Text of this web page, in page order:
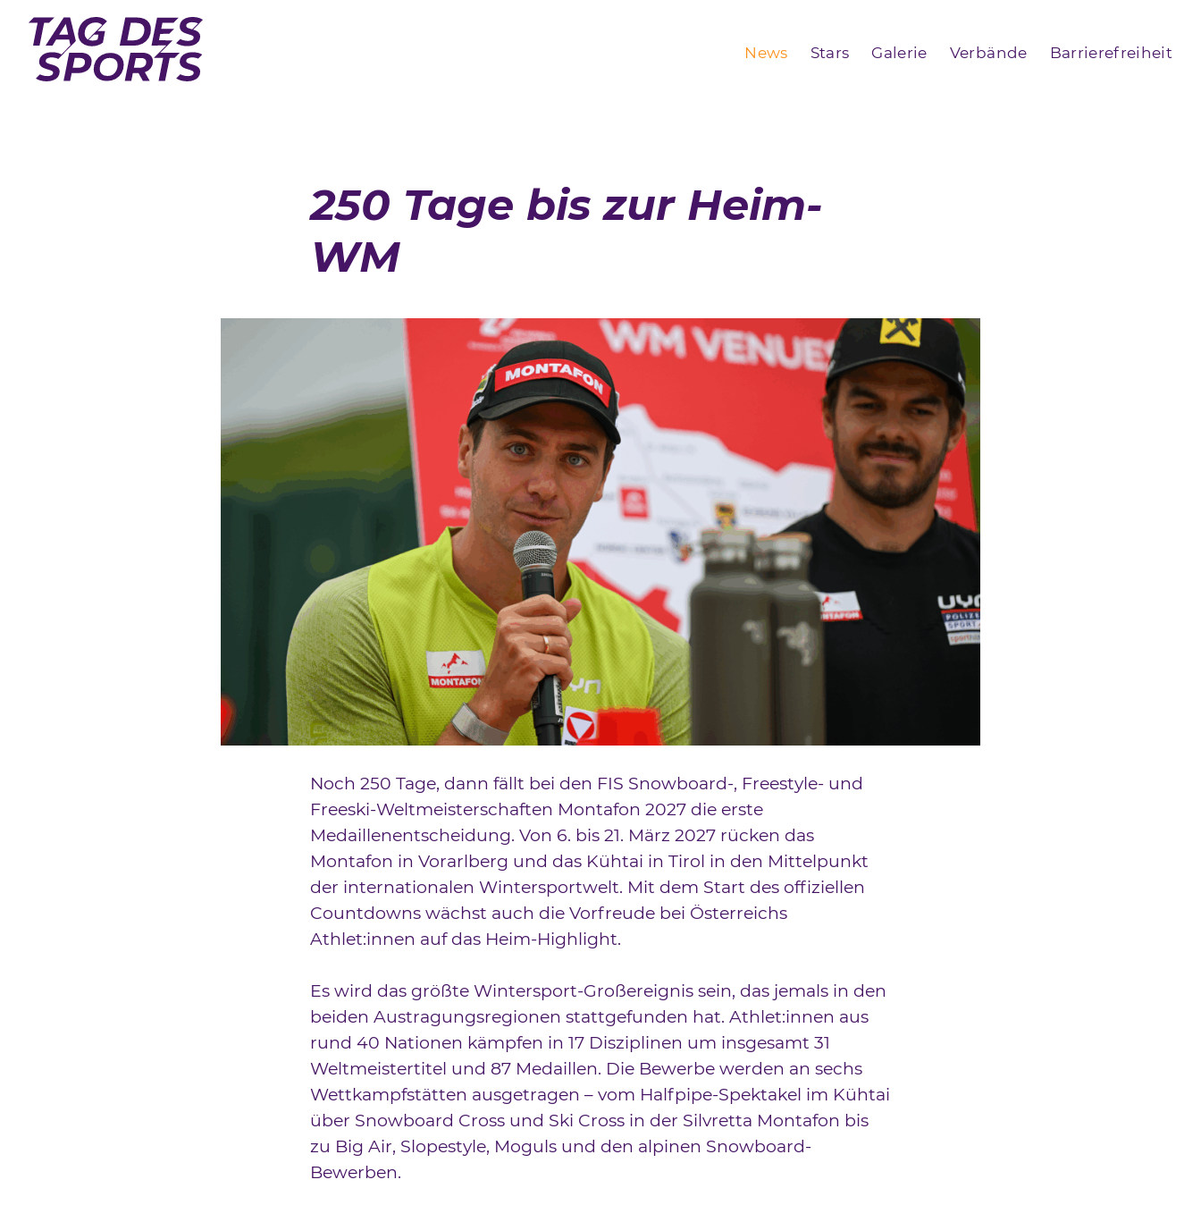
News Stars Galerie Verbände Barrierefreiheit
250 Tage bis zur Heim-
WM
Noch 250 Tage, dann fällt bei den FIS Snowboard-, Freestyle- und
Freeski-Weltmeisterschaften Montafon 2027 die erste
Medaillenentscheidung. Von 6. bis 21. März 2027 rücken das
Montafon in Vorarlberg und das Kühtai in Tirol in den Mittelpunkt
der internationalen Wintersportwelt. Mit dem Start des offiziellen
Countdowns wächst auch die Vorfreude bei Österreichs
Athlet:innen auf das Heim-Highlight.
Es wird das größte Wintersport-Großereignis sein, das jemals in den
beiden Austragungsregionen stattgefunden hat. Athlet:innen aus
rund 40 Nationen kämpfen in 17 Disziplinen um insgesamt 31
Weltmeistertitel und 87 Medaillen. Die Bewerbe werden an sechs
Wettkampfstätten ausgetragen – vom Halfpipe-Spektakel im Kühtai
über Snowboard Cross und Ski Cross in der Silvretta Montafon bis
zu Big Air, Slopestyle, Moguls und den alpinen Snowboard-
Bewerben.